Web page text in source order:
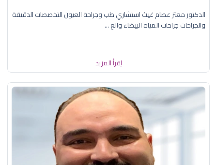
الدكتور معتز عصام غيث استشاري طب وجراحة العيون التخصصات الدقيقة
والجراحات جراحات المياه البيضاء والع ...
إقرأ المزيد